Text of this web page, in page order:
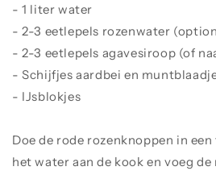
- 1 liter water
- 2-3 eetlepels rozenwater
- 2-3 eetlepels agavesiroop (of
- Schijfjes aardbei en
- IJsblokjes
Doe de rode rozenknoppen in
het water aan de kook en voeg